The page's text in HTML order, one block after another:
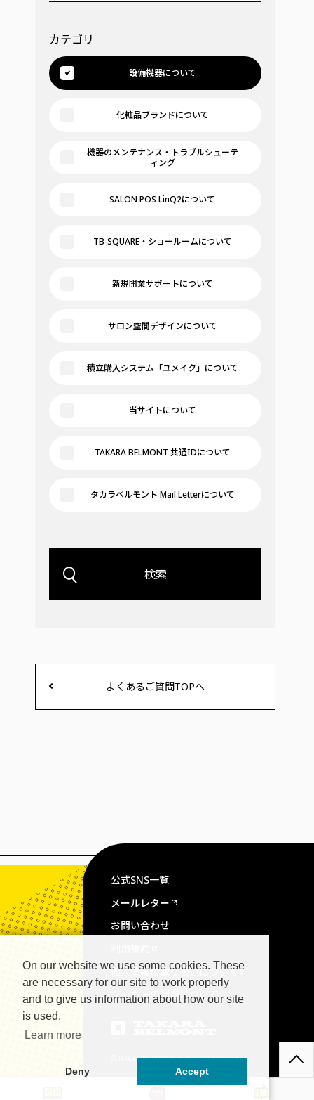
カテゴリ
設備機器について
化粧品ブランドについて
機器のメンテナンス・トラブルシューテ
ィング
SALON POS LinQ2について
TB-SQUARE・ショールームについて
新規開業サポートについて
サロン空間デザインについて
積立購入システム「ユメイク」について
当サイトについて
TAKARA BELMONT 共通IDについて
タカラベルモント Mail Letterについて
検索
よくあるご質問TOPへ
公式SNS一覧
メールレター
お問い合わせ
個人情報の取り扱いについて
クッキーの利用について
© TAKARA BELMONT Corp. All Rights Reserved.
On our website we use some cookies. These
are necessary for our site to work properly
and to give us information about how our site
is used.
Learn more
Deny Accept